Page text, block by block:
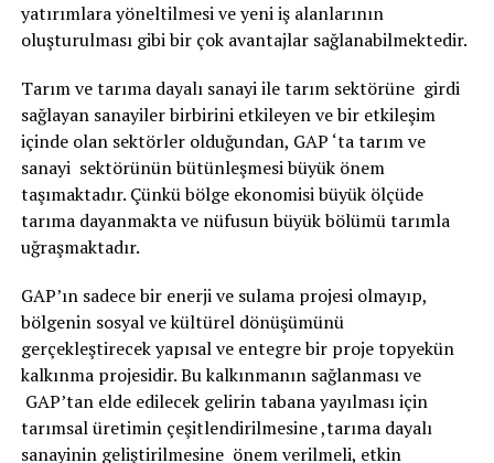
yatırımlara yöneltilmesi ve yeni iş alanlarının
oluşturulması gibi bir çok avantajlar sağlanabilmektedir.
Tarım ve tarıma dayalı sanayi ile tarım sektörüne girdi
sağlayan sanayiler birbirini etkileyen ve bir etkileşim
içinde olan sektörler olduğundan, GAP ‘ta tarım ve
sanayi sektörünün bütünleşmesi büyük önem
taşımaktadır. Çünkü bölge ekonomisi büyük ölçüde
tarıma dayanmakta ve nüfusun büyük bölümü tarımla
uğraşmaktadır.
GAP’ın sadece bir enerji ve sulama projesi olmayıp,
bölgenin sosyal ve kültürel dönüşümünü
gerçekleştirecek yapısal ve entegre bir proje topyekün
kalkınma projesidir. Bu kalkınmanın sağlanması ve
GAP’tan elde edilecek gelirin tabana yayılması için
tarımsal üretimin çeşitlendirilmesine ,tarıma dayalı
sanayinin geliştirilmesine önem verilmeli, etkin